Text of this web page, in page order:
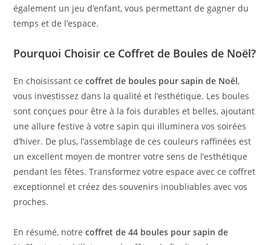
également un jeu d’enfant, vous permettant de gagner du
temps et de l’espace.
Pourquoi Choisir ce Coffret de Boules de Noël?
En choisissant cecoffret de boules pour sapin de Noël,
vous investissez dans la qualité et l’esthétique. Les boules
sont conçues pour être à la fois durables et belles, ajoutant
une allure festive à votre sapin qui illuminera vos soirées
d’hiver. De plus, l’assemblage de ces couleurs raffinées est
un excellent moyen de montrer votre sens de l’esthétique
pendant les fêtes. Transformez votre espace avec ce coffret
exceptionnel et créez des souvenirs inoubliables avec vos
proches.
En résumé, notrecoffret de 44 boules pour sapin de